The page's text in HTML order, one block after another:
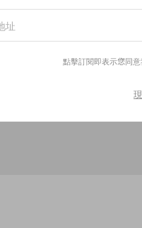
CHARLIE AND THE
點擊訂閱即表示您同